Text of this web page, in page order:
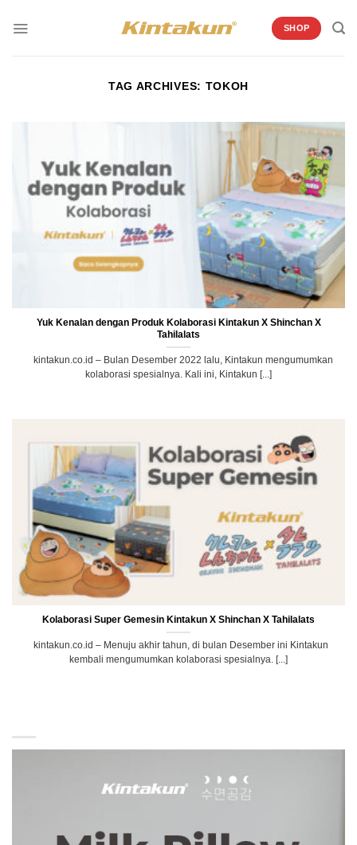
SHOP
TAG ARCHIVES: TOKOH
Yuk Kenalan dengan Produk Kolaborasi Kintakun X Shinchan X
Tahilalats
kintakun.co.id – Bulan Desember 2022 lalu, Kintakun mengumumkan
kolaborasi spesialnya. Kali ini, Kintakun [...]
Kolaborasi Super Gemesin Kintakun X Shinchan X Tahilalats
kintakun.co.id – Menuju akhir tahun, di bulan Desember ini Kintakun
kembali mengumumkan kolaborasi spesialnya. [...]